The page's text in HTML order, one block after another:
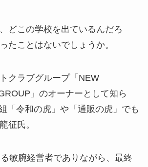
どこの学校を出ているんだろ
たことはないでしょうか。
クラブグループ「NEW
」のオーナーとして知ら
「令和の虎」や「通販の虎」でも
征氏。
敏腕経営者でありながら、最終